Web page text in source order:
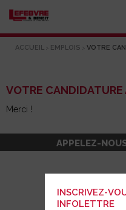
ACCUEIL > EMPLOIS > VOTRE
VOTRE CANDIDATURE
Merci !
APPELEZ-
INSCRIVEZ-
INFOLETTRE